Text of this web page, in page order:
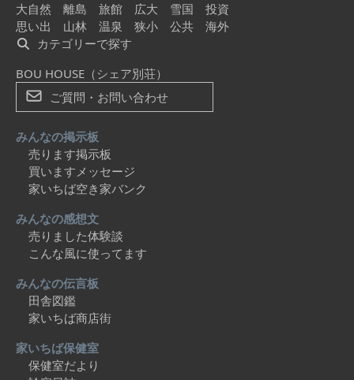
大自然
離島 旅館 広大 雪国
投資
思い出
山林 温泉 狭小 公共
海外
カテゴリーで探す
BOU HOUSE（シェア別荘）
ご質問・お問い合わせ
みんなの掲示板
売ります掲示板
買いますメッセージ
家いちば空き家バンク
みんなの感想文
売りました体験談
こんな風に使ってます
みんなの伝言板
田舎図鑑
家いちば商店街
家いちば保健室
保健室だより